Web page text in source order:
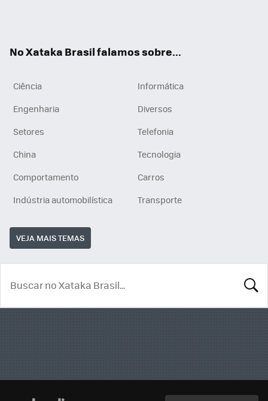
No Xataka Brasil falamos sobre...
Ciência
Informática
Engenharia
Diversos
Setores
Telefonia
China
Tecnologia
Comportamento
Carros
Indústria automobilística
Transporte
VEJA MAIS TEMAS